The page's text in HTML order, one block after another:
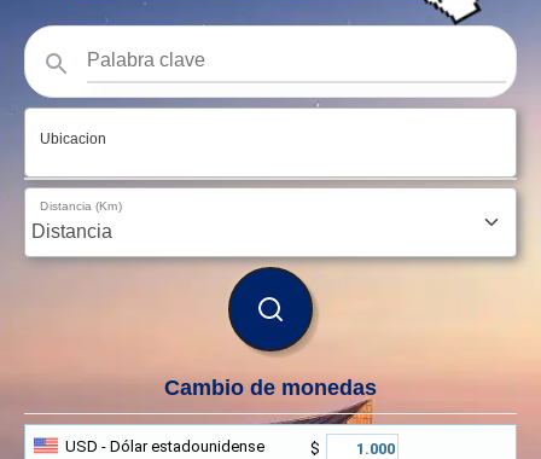
Ubicacion
Distancia (Km)
BUSCAR
Cambio de monedas
USD - Dólar estadounidense
$